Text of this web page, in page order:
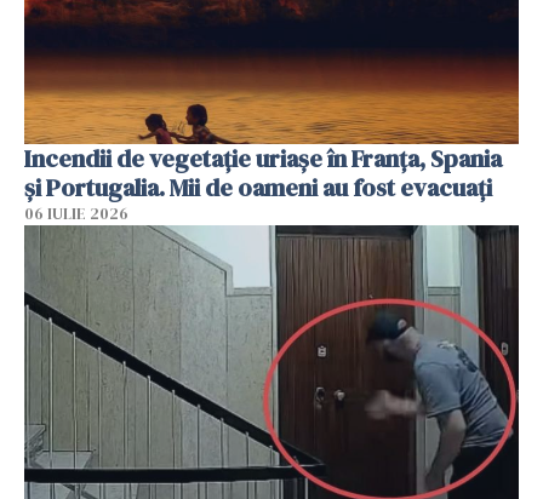
Incendii de vegetație uriașe în Franța, Spania
și Portugalia. Mii de oameni au fost evacuați
06 IULIE 2026